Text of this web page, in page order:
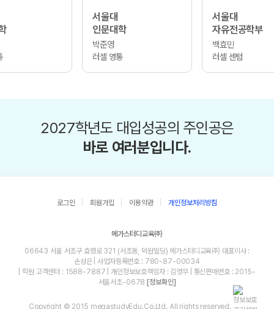
서울대
인문대학
박준영
러셀 영통
서울대
자유전공학부
백효민
러셀 센텀
2027학년도 대입성공의 주인공은
바로 여러분입니다.
로그인 회원가입 이용약관 개인정보처리방침
메가스터디교육㈜
06643 서울 서초구 효령로 321 (서초동, 덕원빌딩) 메가스터디교육㈜ 대표이사 :
손성은 | 사업자등록번호 : 780-87-00034
| 학원 고객센터 : 1588-7887 | 개인정보보호책임자 : 김영무 | 통신판매번호 : 2015-
서울서초-0678 [정보확인]
Copyright © 2015 megastudyEdu.Co.Ltd. All rights reserved.